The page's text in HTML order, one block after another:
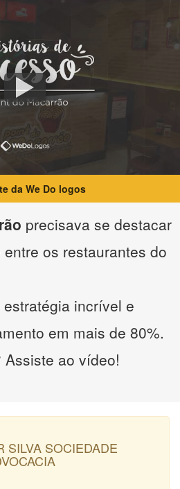
da We Do logos
precisava se destacar
os restaurantes do
incrível e
em mais de 80%.
ao vídeo!
SILVA SOCIEDADE